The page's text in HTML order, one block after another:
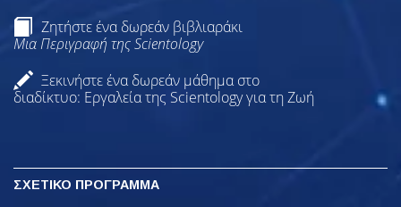
Ζητήστε ένα δωρεάν βιβλιαράκι
Μια Περιγραφή της Scientology
Ξεκινήστε ένα δωρεάν μάθημα στο
διαδίκτυο: Εργαλεία της Scientology για τη Ζωή
ΣΧΕΤΙΚΟ ΠΡΟΓΡΑΜΜΑ